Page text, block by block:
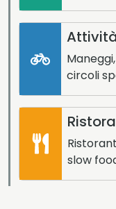
circoli
slow